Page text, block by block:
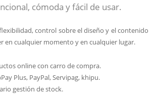
cómoda y fácil de usar.
control sobre el diseño y el contenido
en cualquier momento y en cualquier lugar.
online con carro de compra.
Plus, PayPal, Servipag, khipu.
gestión de stock.